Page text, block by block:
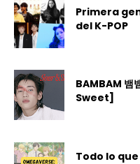
Primera
del K-POP
BAMBAM
Sweet]
Todo lo